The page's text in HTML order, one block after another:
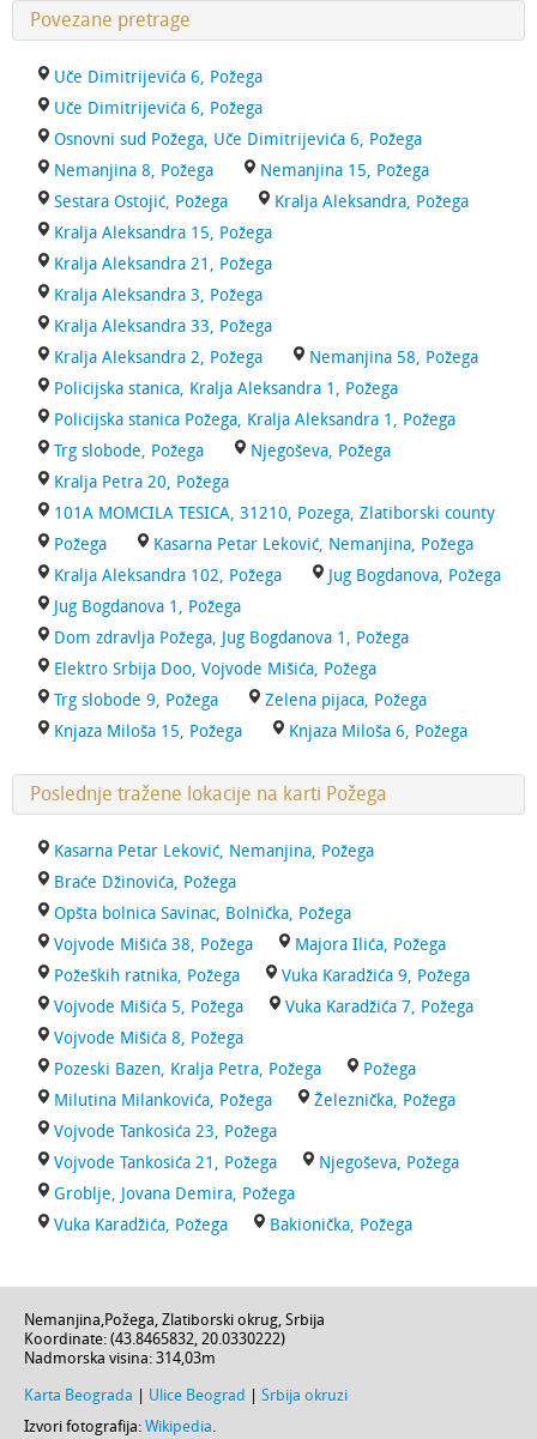
Povezane pretrage
Uče Dimitrijevića 6, Požega
Uče Dimitrijevića 6, Požega
Osnovni sud Požega, Uče Dimitrijevića 6, Požega
Nemanjina 8, Požega
Nemanjina 15, Požega
Sestara Ostojić, Požega
Kralja Aleksandra, Požega
Kralja Aleksandra 15, Požega
Kralja Aleksandra 21, Požega
Kralja Aleksandra 3, Požega
Kralja Aleksandra 33, Požega
Kralja Aleksandra 2, Požega
Nemanjina 58, Požega
Policijska stanica, Kralja Aleksandra 1, Požega
Policijska stanica Požega, Kralja Aleksandra 1, Požega
Trg slobode, Požega
Njegoševa, Požega
Kralja Petra 20, Požega
101A MOMCILA TESICA, 31210, Pozega, Zlatiborski county
Požega
Kasarna Petar Leković, Nemanjina, Požega
Kralja Aleksandra 102, Požega
Jug Bogdanova, Požega
Jug Bogdanova 1, Požega
Dom zdravlja Požega, Jug Bogdanova 1, Požega
Elektro Srbija Doo, Vojvode Mišića, Požega
Trg slobode 9, Požega
Zelena pijaca, Požega
Knjaza Miloša 15, Požega
Knjaza Miloša 6, Požega
Poslednje tražene lokacije na karti Požega
Kasarna Petar Leković, Nemanjina, Požega
Braće Džinovića, Požega
Opšta bolnica Savinac, Bolnička, Požega
Vojvode Mišića 38, Požega
Majora Ilića, Požega
Požeških ratnika, Požega
Vuka Karadžića 9, Požega
Vojvode Mišića 5, Požega
Vuka Karadžića 7, Požega
Vojvode Mišića 8, Požega
Pozeski Bazen, Kralja Petra, Požega
Požega
Milutina Milankovića, Požega
Železnička, Požega
Vojvode Tankosića 23, Požega
Vojvode Tankosića 21, Požega
Njegoševa, Požega
Groblje, Jovana Demira, Požega
Vuka Karadžića, Požega
Bakionička, Požega
Nemanjina,Požega, Zlatiborski okrug, Srbija
Koordinate: (43.8465832, 20.0330222)
Nadmorska visina: 314,03m
Karta Beograda Ulice Beograd
Srbija okruzi
Izvori fotografija: Wikipedia.